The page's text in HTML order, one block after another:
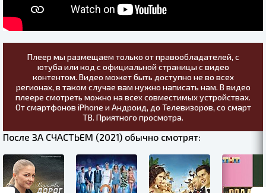
Плеер мы размещаем только от правообладателей, с
ютуба или код с официальной страницы с видео
контентом. Видео может быть доступно не во всех
регионах, в таком случае вам нужно написать нам. В видео
плеере смотреть можно на всех совместимых устройствах.
От смартфонов iPhone и Андроид, до Телевизоров, со смарт
ТВ. Приятного просмотра.
После ЗА СЧАСТЬЕМ (2021) обычно смотрят: